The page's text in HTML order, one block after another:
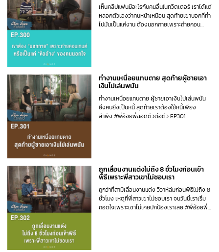
เห็นคลิปแฟนมีอะไรกับคนอื่นในทวิตเตอร์ เราได้แต่
หลอกตัวเองว่าคนหน้าเหมือน สุดท้ายเขาบอกที่ทำ
ไปมันเป็นแค่งาน ต้องนอกกายเพราะถ่ายคอน
ทำงานเหนื่อยแทบตาย สุดท้ายผู้ชายเอา
เงินไปเล่นพนัน
ทำงานเหนื่อยแทบตาย ผู้ชายเอาเงินไปเล่นพนัน
ยิ่งคบยิ่งเป็นหนี้ สุดท้ายเราต้องใช้หนี้เพียง
ลำพัง #พี่อ้อยพี่ฉอดตัวต่อตัว EP301
ถูกเลื่อนงานแต่งไม่ถึง 8 ชั่วโมงก่อนเข้า
พิธีเพราะพี่สาวเขาไม่ชอบเรา
ถูกว่าที่สามีเลื่อนงานแต่ง วิวาห์ล่มก่อนพิธีไม่ถึง 8
ชั่วโมง เหตุที่พี่สาวเขาไม่ชอบเรา จนวันนี้เราเริ่ม
ถอดใจเพราะเขาไม่เคยปกป้องเราเลย #พี่อ้อยพี่